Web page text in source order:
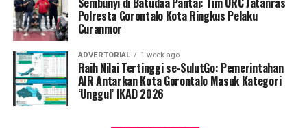
penyintas TBC di lingkungan warga.
“Literasi kesehatan warga adalah fondasi utama dalam
memutus rantai penularan TBC. Kami berupaya
menyampaikan edukasi yang persuasif dan mudah
dipahami agar warga tidak ragu melakukan pemeriksaan
apabila mengalami gejala batuk berkepanjangan,”
Polresta Gorontalo Kota Ringkus Pelaku
Curanmor
ADVERTORIAL 1 week ago
Raih Nilai Tertinggi se-SulutGo: Pemerintahan
AIR Antarkan Kota Gorontalo Masuk Kategori
‘Unggul’ IKAD 2026